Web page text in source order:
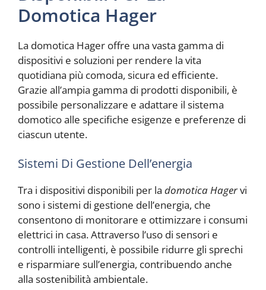
Domotica Hager
La domotica Hager offre una vasta gamma di
dispositivi e soluzioni per rendere la vita
quotidiana più comoda, sicura ed efficiente.
Grazie all’ampia gamma di prodotti disponibili, è
possibile personalizzare e adattare il sistema
domotico alle specifiche esigenze e preferenze di
ciascun utente.
Sistemi Di Gestione Dell’energia
Tra i dispositivi disponibili per la domotica Hagervi
sono i sistemi di gestione dell’energia, che
consentono di monitorare e ottimizzare i consumi
elettrici in casa. Attraverso l’uso di sensori e
controlli intelligenti, è possibile ridurre gli sprechi
e risparmiare sull’energia, contribuendo anche
alla sostenibilità ambientale.